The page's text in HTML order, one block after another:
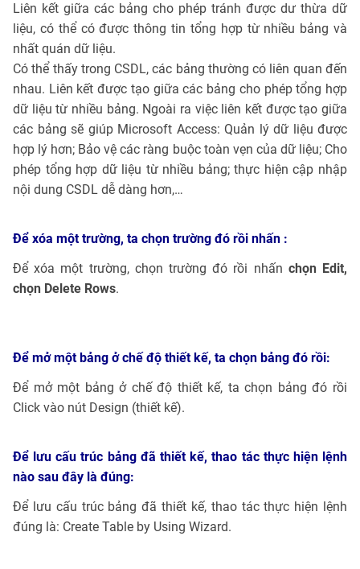
Liên kết giữa các bảng cho phép tránh được dư thừa dữ
liệu, có thể có được thông tin tổng hợp từ nhiều bảng và
nhất quán dữ liệu.
Có thể thấy trong CSDL, các bảng thường có liên quan đến
nhau. Liên kết được tạo giữa các bảng cho phép tổng hợp
dữ liệu từ nhiều bảng. Ngoài ra việc liên kết được tạo giữa
các bảng sẽ giúp Microsoft Access: Quản lý dữ liệu được
hợp lý hơn; Bảo vệ các ràng buộc toàn vẹn của dữ liệu; Cho
phép tổng hợp dữ liệu từ nhiều bảng; thực hiện cập nhập
nội dung CSDL dễ dàng hơn,…
Để xóa một trường, ta chọn trường đó rồi nhấn :
Để xóa một trường, chọn trường đó rồi nhấn chọn Edit,
chọn Delete Rows.
Để mở một bảng ở chế độ thiết kế, ta chọn bảng đó rồi:
Để mở một bảng ở chế độ thiết kế, ta chọn bảng đó rồi
Click vào nút Design (thiết kế).
Để lưu cấu trúc bảng đã thiết kế, thao tác thực hiện lệnh
nào sau đây là đúng:
Để lưu cấu trúc bảng đã thiết kế, thao tác thực hiện lệnh
đúng là: Create Table by Using Wizard.